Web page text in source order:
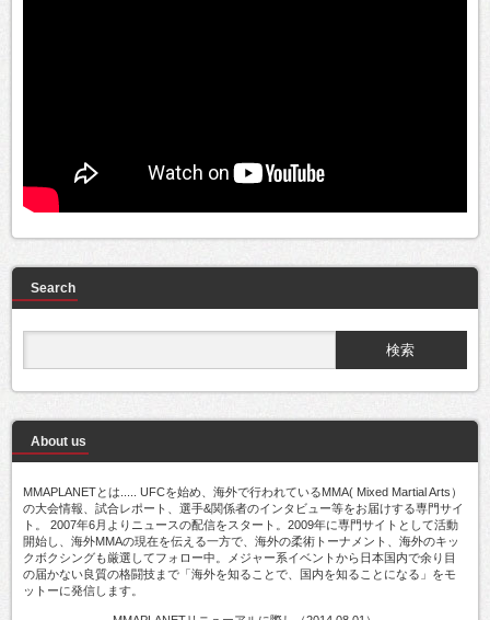
Search
About us
MMAPLANETとは..... UFCを始め、海外で行われているMMA( Mixed Martial Arts）
の大会情報、試合レポート、選手&関係者のインタビュー等をお届けする専門サイ
ト。 2007年6月よりニュースの配信をスタート。2009年に専門サイトとして活動
開始し、海外MMAの現在を伝える一方で、海外の柔術トーナメント、海外のキッ
クボクシングも厳選してフォロー中。メジャー系イベントから日本国内で余り目
の届かない良質の格闘技まで「海外を知ることで、国内を知ることになる」をモ
ットーに発信します。